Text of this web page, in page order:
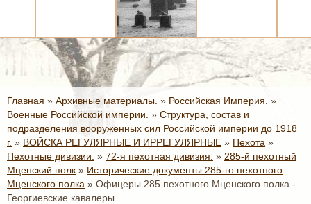
Главная » Архивные материалы. » Российская Империя. »
Военные Российской империи. » Структура, состав и
подразделения вооруженных сил Российской империи до 1918
г. » ВОЙСКА РЕГУЛЯРНЫЕ И ИРРЕГУЛЯРНЫЕ » Пехота »
Пехотные дивизии. » 72-я пехотная дивизия. » 285-й пехотный
Мценский полк » Исторические документы 285-го пехотного
Мценского полка » Офицеры 285 пехотного Мценского полка -
Георгиевские кавалеры